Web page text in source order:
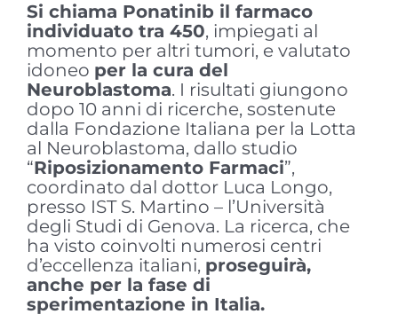
Si chiama Ponatinib il farmaco
individuato tra 450, impiegati al
momento per altri tumori, e valutato
idoneo per la cura del
Neuroblastoma. I risultati giungono
dopo 10 anni di ricerche, sostenute
dalla Fondazione Italiana per la Lotta
al Neuroblastoma, dallo studio
“Riposizionamento Farmaci”,
coordinato dal dottor Luca Longo,
presso IST S. Martino – l’Università
degli Studi di Genova. La ricerca, che
ha visto coinvolti numerosi centri
d’eccellenza italiani, proseguirà,
anche per la fase di
sperimentazione in Italia.